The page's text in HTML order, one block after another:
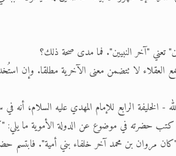
تعني "آخر النبيين". فما مدى صحة ذلك؟
العقلاء لا تتضمن معنى الآخرية مطلقا. وإن
الرابع للإمام المهدي عليه السلام، أنه
كتب حضرته في موضوع عن الدولة الأموية ما يلي:
بن محمد آخر خلفاء بني أمية". فابتسم